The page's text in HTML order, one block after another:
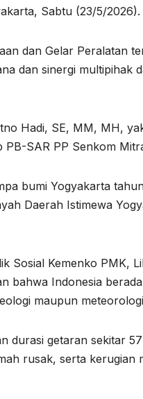
Sabtu (23/5/2026).
dan Gelar Peralatan
dan sinergi multipihak
Hadi, SE, MM, MH,
SAR PP Senkom
bumi Yogyakarta
Daerah Istimewa
Sosial Kemenko PMK,
bahwa Indonesia
maupun
durasi getaran sekitar
rusak, serta kerugian